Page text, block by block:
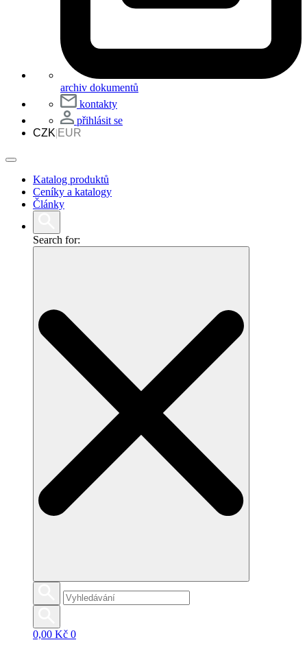
archiv dokumentů
kontakty
přihlásit se
CZK|EUR
Katalog produktů
Ceníky a katalogy
Články
Search for:
0,00 Kč 0